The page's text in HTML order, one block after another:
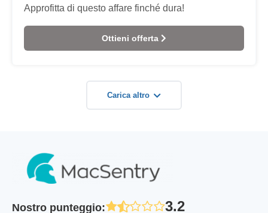
Approfitta di questo affare finché dura!
Ottieni offerta
Carica altro
Nostro punteggio: 3.2